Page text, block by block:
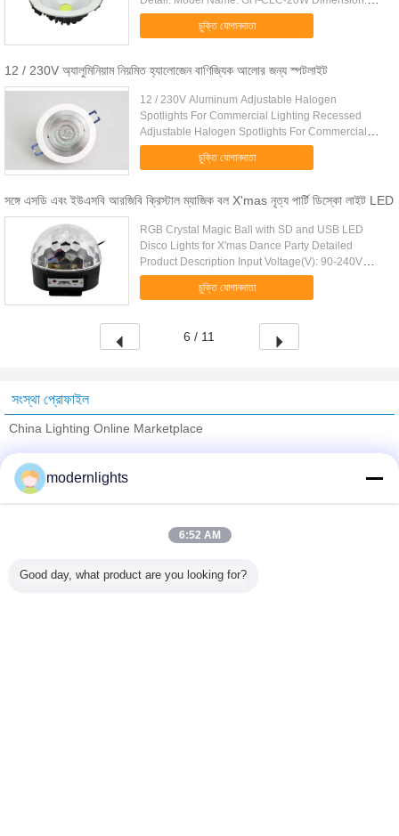
Φ200*H80mm Cut Size: Φ170mm (6Inch) LED
Chip: CITIZEN LED Light Source: 1pcs ...
চুক্তি যোগানদাতা
12 / 230V অ্যালুমিনিয়াম নিয়মিত হ্যালোজেন বাণিজ্যিক আলোর জন্য স্পটলাইট
12 / 230V Aluminum Adjustable Halogen
Spotlights For Commercial Lighting Recessed
Adjustable Halogen Spotlights For Commercial
Lighting Quick Detail: Pure aluminum body
Adjustment angle: 45 12V 50W GX5.3 ...
চুক্তি যোগানদাতা
সঙ্গে এসডি এবং ইউএসবি আরজিবি ক্রিস্টাল ম্যাজিক বল X'mas নৃত্য পার্টি ডিস্কো লাইট LED
RGB Crystal Magic Ball with SD and USB LED
Disco Lights for X'mas Dance Party Detailed
Product Description Input Voltage(V): 90-240V
Power: 15W Emitting Color: RGB USB/SD Mp3
player: Yes IP Rating: IP20 Color ...
চুক্তি যোগানদাতা
6 / 11
সংস্থা প্রোফাইল
China Lighting Online Marketplace
Trust Seal
Verified Suplier
modernlights
6:52 AM
Good day, what product are you looking for?